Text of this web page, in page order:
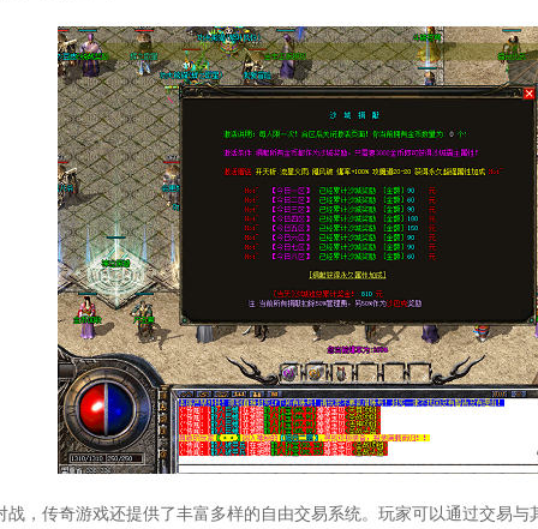
战，传奇游戏还提供了丰富多样的自由交易系统。玩家可以通过交易